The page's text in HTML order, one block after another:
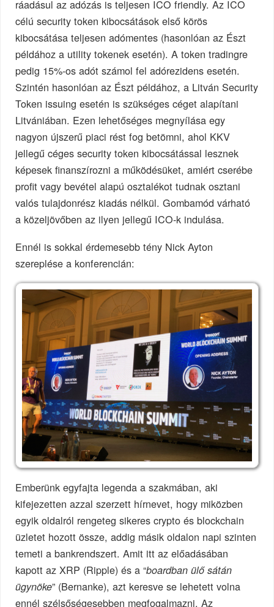
ráadásul az adózás is teljesen ICO friendly. Az ICO
célú security token kibocsátások első körös
kibocsátása teljesen adómentes (hasonlóan az Észt
példához a utility tokenek esetén). A token tradingre
pedig 15%-os adót számol fel adórezidens esetén.
Szintén hasonlóan az Észt példához, a Litván Security
Token issuing esetén is szükséges céget alapítani
Litvániában. Ezen lehetőséges megnyílása egy
nagyon újszerű piaci rést fog betömni, ahol KKV
jellegű céges security token kibocsátással lesznek
képesek finanszírozni a működésüket, amiért cserébe
profit vagy bevétel alapú osztalékot tudnak osztani
valós tulajdonrész kiadás nélkül. Gombamód várható
a közeljövőben az ilyen jellegű ICO-k indulása.
Ennél is sokkal érdemesebb tény Nick Ayton
szereplése a konferencián:
Emberünk egyfajta legenda a szakmában, aki
kifejezetten azzal szerzett hírnevet, hogy miközben
egyik oldalról rengeteg sikeres crypto és blockchain
üzletet hozott össze, addig másik oldalon napi szinten
temeti a bankrendszert. Amit itt az előadásában
kapott az XRP (Ripple) és a “boardban ülő sátán
ügynöke” (Bernanke), azt keresve se lehetett volna
ennél szélsőségesebben megfogalmazni. Az